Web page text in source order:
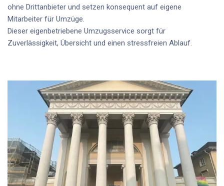
ohne Drittanbieter und setzen konsequent auf eigene
Mitarbeiter für Umzüge.
Dieser eigenbetriebene Umzugsservice sorgt für
Zuverlässigkeit, Übersicht und einen stressfreien Ablauf.